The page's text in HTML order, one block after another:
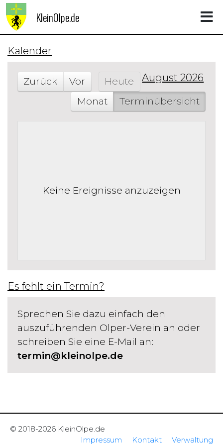
KleinOlpe.de
Kalender
Zurück Vor
Heute
Monat
Terminübersicht
August 2026
Keine Ereignisse anzuzeigen
Es fehlt ein Termin?
Sprechen Sie dazu einfach den
auszuführenden Olper-Verein an oder
schreiben Sie eine E-Mail an:
termin@kleinolpe.de
© 2018-2026 KleinOlpe.de
Impressum
Kontakt Verwaltung